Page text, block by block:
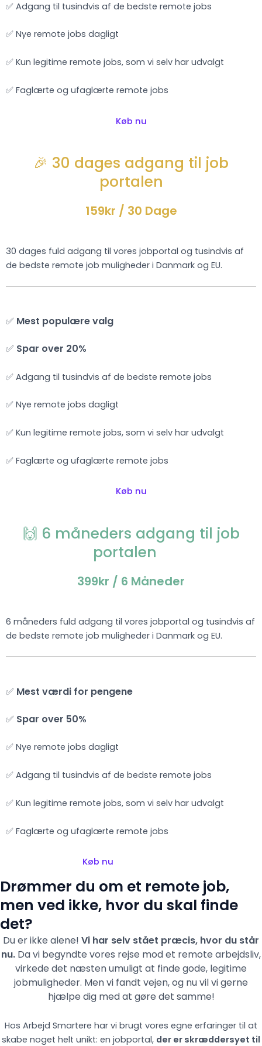
✅ Adgang til tusindvis af de bedste remote jobs
✅ Nye remote jobs dagligt
✅ Kun legitime remote jobs, som vi selv har udvalgt
✅ Faglærte og ufaglærte remote jobs
Køb nu
🎉 30 dages adgang til job
portalen
159kr / 30 Dage
30 dages fuld adgang til vores jobportal og tusindvis af
de bedste remote job muligheder i Danmark og EU.
✅ Mest populære valg
✅ Spar over 20%
✅ Adgang til tusindvis af de bedste remote jobs
✅ Nye remote jobs dagligt
✅ Kun legitime remote jobs, som vi selv har udvalgt
✅ Faglærte og ufaglærte remote jobs
Køb nu
🙌 6 måneders adgang til job
portalen
399kr / 6 Måneder
6 måneders fuld adgang til vores jobportal og tusindvis af
de bedste remote job muligheder i Danmark og EU.
✅ Mest værdi for pengene
✅ Spar over 50%
✅ Nye remote jobs dagligt
✅ Adgang til tusindvis af de bedste remote jobs
✅ Kun legitime remote jobs, som vi selv har udvalgt
✅ Faglærte og ufaglærte remote jobs
Køb nu
Drømmer du om et remote job,
men ved ikke, hvor du skal finde
det?
Du er ikke alene! Vi har selv stået præcis, hvor du står
nu. Da vi begyndte vores rejse mod et remote arbejdsliv,
virkede det næsten umuligt at finde gode, legitime
jobmuligheder. Men vi fandt vejen,og nu vil vi gerne
hjælpe dig med at gøre det samme!
Hos Arbejd Smartere har vi brugt vores egne erfaringer til at
skabe noget helt unikt: en jobportal, der er skræddersyet til